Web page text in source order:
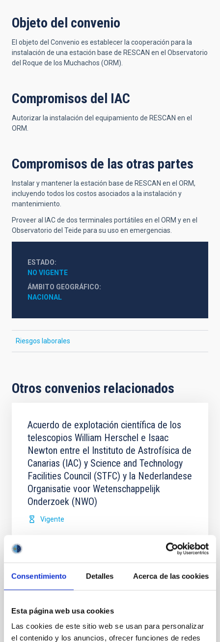
Consentimiento Detalles Acerca de las cookies
Esta página web usa cookies
Las cookies de este sitio web se usan para personalizar
el contenido y los anuncios, ofrecer funciones de redes
Objeto del convenio
El objeto del Convenio es establecer la cooperación para la
instalación de una estación base de RESCAN en el Observatorio
del Roque de los Muchachos (ORM).
Compromisos del IAC
Autorizar la instalación del equipamiento de RESCAN en el
ORM.
Compromisos de las otras partes
Instalar y mantener la estación base de RESCAN en el ORM,
incluyendo todos los costos asociados a la instalación y
mantenimiento.
Proveer al IAC de dos terminales portátiles en el ORM y en el
Observatorio del Teide para su uso en emergencias.
ESTADO
NO VIGENTE
ÁMBITO GEOGRÁFICO
NACIONAL
Riesgos laborales
Otros convenios relacionados
Acuerdo de explotación científica de los
telescopios William Herschel e Isaac
Newton entre el Instituto de Astrofísica de
Canarias (IAC) y Science and Technology
Facilities Council (STFC) y la Nederlandese
Organisatie voor Wetenschappelijk
Onderzoek (NWO)
Vigente
de Treinta Metros (TMT) en el
Observatorio del Roque de los Muchachos
entre el IAC y el TMT International